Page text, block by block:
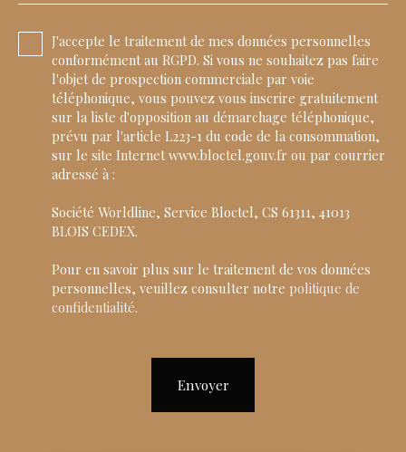
J'accepte le traitement de mes données personnelles
conformément au RGPD. Si vous ne souhaitez pas faire
l'objet de prospection commerciale par voie
téléphonique, vous pouvez vous inscrire gratuitement
sur la liste d'opposition au démarchage téléphonique,
prévu par l'article L223-1 du code de la consommation,
sur le site Internet www.bloctel.gouv.fr ou par courrier
adressé à :
Société Worldline, Service Bloctel, CS 61311, 41013
BLOIS CEDEX.
Pour en savoir plus sur le traitement de vos données
personnelles, veuillez consulter notre politique de
confidentialité.
Envoyer